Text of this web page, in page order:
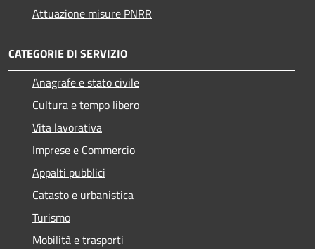
Attuazione misure PNRR
CATEGORIE DI SERVIZIO
Anagrafe e stato civile
Cultura e tempo libero
Vita lavorativa
Imprese e Commercio
Appalti pubblici
Catasto e urbanistica
Turismo
Mobilità e trasporti